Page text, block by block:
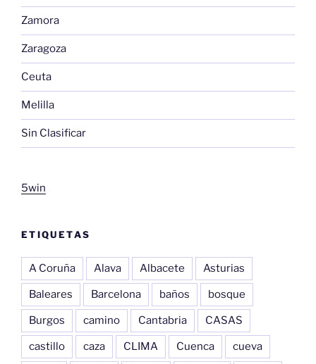
Zamora
Zaragoza
Ceuta
Melilla
Sin Clasificar
5win
ETIQUETAS
A Coruña Alava Albacete Asturias
Baleares Barcelona baños bosque
Burgos camino Cantabria CASAS
castillo caza CLIMA Cuenca cueva